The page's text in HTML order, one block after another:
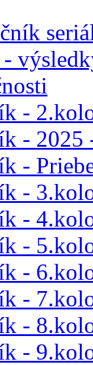
-
- 2025
-
-
-
-
-
-
-
-